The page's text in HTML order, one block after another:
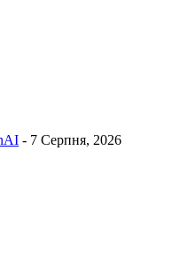
- 7 Серпня, 2026